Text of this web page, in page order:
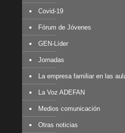
Covid-19
Fórum de Jóvenes
GEN-Líder
Jornadas
La empresa familiar en las
La Voz ADEFAN
Medios comunicación
Otras noticias